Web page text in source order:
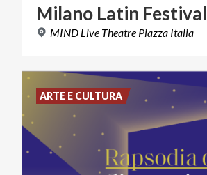
Milano Latin Festival
MIND Live Theatre Piazza Italia
ARTE E CULTURA